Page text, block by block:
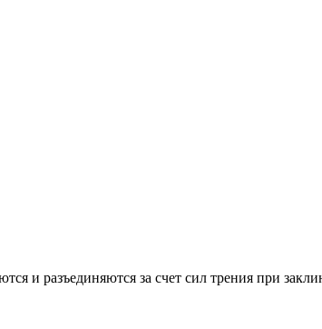
и разъединяются за счет сил трения при